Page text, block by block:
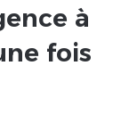
à
fois